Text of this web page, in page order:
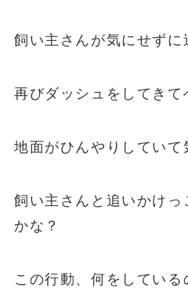
飼い主さんが気にせずに
再びダッシュをしてきて
地面がひんやりしていて
飼い主さんと追いかけ
かな？
この行動、何をしてい